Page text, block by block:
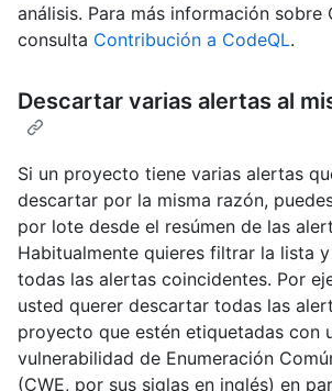
análisis. Para más información sobre
consulta Contribución a CodeQL.
Descartar varias alertas al
Si un proyecto tiene varias alertas
descartar por la misma razón,
por lote desde el resúmen de las
Habitualmente quieres filtrar la lista
todas las alertas coincidentes. Por
usted querer descartar todas las
proyecto que estén etiquetadas con
vulnerabilidad de Enumeración
(CWE, por sus siglas en inglés) en